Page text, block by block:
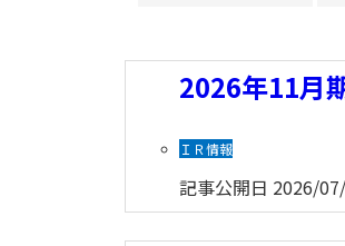
2026年11月
ＩＲ情報
記事公開日 2026/